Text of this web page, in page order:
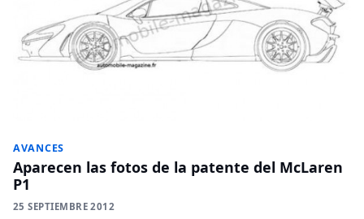
AVANCES
Aparecen las fotos de la patente del McLaren
P1
25 SEPTIEMBRE 2012